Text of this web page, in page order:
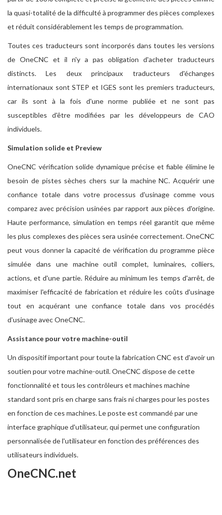
la quasi-totalité de la difficulté à programmer des pièces complexes
et réduit considérablement les temps de programmation.
Toutes ces traducteurs sont incorporés dans toutes les versions
de OneCNC et il n'y a pas obligation d'acheter traducteurs
distincts. Les deux principaux traducteurs d'échanges
internationaux sont STEP et IGES sont les premiers traducteurs,
car ils sont à la fois d'une norme publiée et ne sont pas
susceptibles d'être modifiées par les développeurs de CAO
individuels.
Simulation solide et Preview
OneCNC vérification solide dynamique précise et fiable élimine le
besoin de pistes sèches chers sur la machine NC. Acquérir une
confiance totale dans votre processus d'usinage comme vous
comparez avec précision usinées par rapport aux pièces d'origine.
Haute performance, simulation en temps réel garantit que même
les plus complexes des pièces sera usinée correctement. OneCNC
peut vous donner la capacité de vérification du programme pièce
simulée dans une machine outil complet, luminaires, colliers,
actions, et d'une partie. Réduire au minimum les temps d'arrêt, de
maximiser l'efficacité de fabrication et réduire les coûts d'usinage
tout en acquérant une confiance totale dans vos procédés
d'usinage avec OneCNC.
Assistance pour votre machine-outil
Un dispositif important pour toute la fabrication CNC est d'avoir un
soutien pour votre machine-outil. OneCNC dispose de cette
fonctionnalité et tous les contrôleurs et machines machine
standard sont pris en charge sans frais ni charges pour les postes
en fonction de ces machines. Le poste est commandé par une
interface graphique d'utilisateur, qui permet une configuration
personnalisée de l'utilisateur en fonction des préférences des
utilisateurs individuels.
OneCNC.net